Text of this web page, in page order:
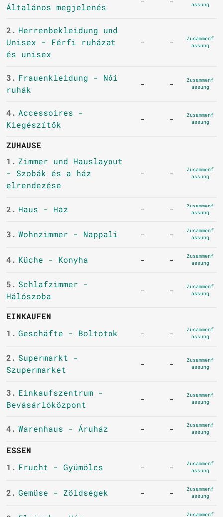
Általános megjelenés
assung
2. Herrenbekleidung und
Unisex - Férfi ruházat
és unisex
- -
Zusammenf
assung
3. Frauenkleidung - Női
ruhák
- -
Zusammenf
assung
4. Accessoires -
Kiegészítők
- -
Zusammenf
assung
ZUHAUSE
1. Zimmer und Hauslayout
- Szobák és a ház
elrendezése
- -
Zusammenf
assung
2. Haus - Ház - -
Zusammenf
assung
3. Wohnzimmer - Nappali - -
Zusammenf
assung
4. Küche - Konyha - -
Zusammenf
assung
5. Schlafzimmer -
Hálószoba
- -
Zusammenf
assung
EINKAUFEN
1. Geschäfte - Boltotok - -
Zusammenf
assung
2. Supermarkt -
Szupermarket
- -
Zusammenf
assung
3. Einkaufszentrum -
Bevásárlóközpont
- -
Zusammenf
assung
4. Warenhaus - Áruház - -
Zusammenf
assung
ESSEN
1. Frucht - Gyümölcs - -
Zusammenf
assung
2. Gemüse - Zöldségek - -
Zusammenf
assung
Zusammenf